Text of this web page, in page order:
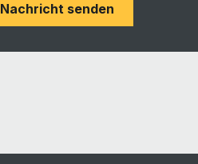
Nachricht senden